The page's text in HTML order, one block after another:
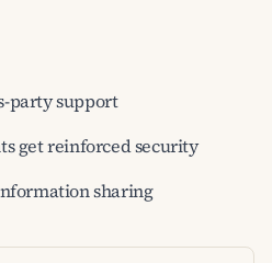
party support
get reinforced security
sharing